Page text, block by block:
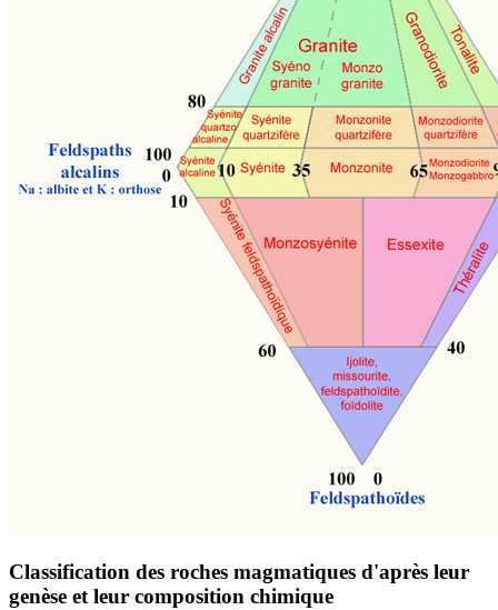
Classification des roches magmatiques d'après leur
genèse et leur composition chimique